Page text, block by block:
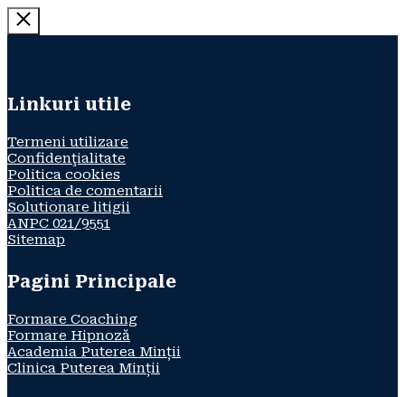
Linkuri utile
Termeni utilizare
Confidenţialitate
Politica cookies
Politica de comentarii
Solutionare litigii
ANPC 021/9551
Sitemap
Pagini Principale
Formare Coaching
Formare Hipnoză
Academia Puterea Minții
Clinica Puterea Minții